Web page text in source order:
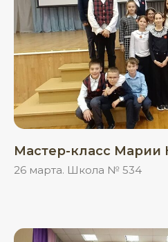
Мастер-класс Марии
26 марта. Школа № 534